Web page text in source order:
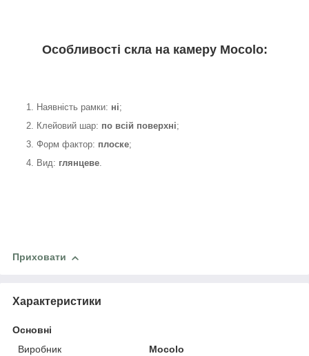
Особливості скла на камеру Mocolo:
1. Наявність рамки: ні;
2. Клейовий шар: по всій поверхні;
3. Форм фактор: плоске;
4. Вид: глянцеве.
Приховати
Характеристики
Основні
Виробник
Mocolo